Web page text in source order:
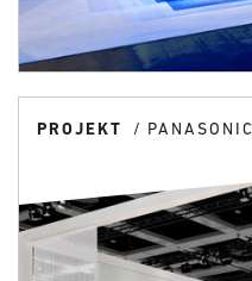
PROJEKT PANASONIC